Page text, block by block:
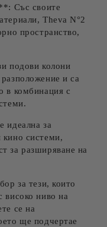
Със своите
Theva N°2
пространство,
подови колони
и са
в комбинация с
идеална за
кино системи,
за разширяване на
за тези, които
високо ниво на
се на
ще подчертае